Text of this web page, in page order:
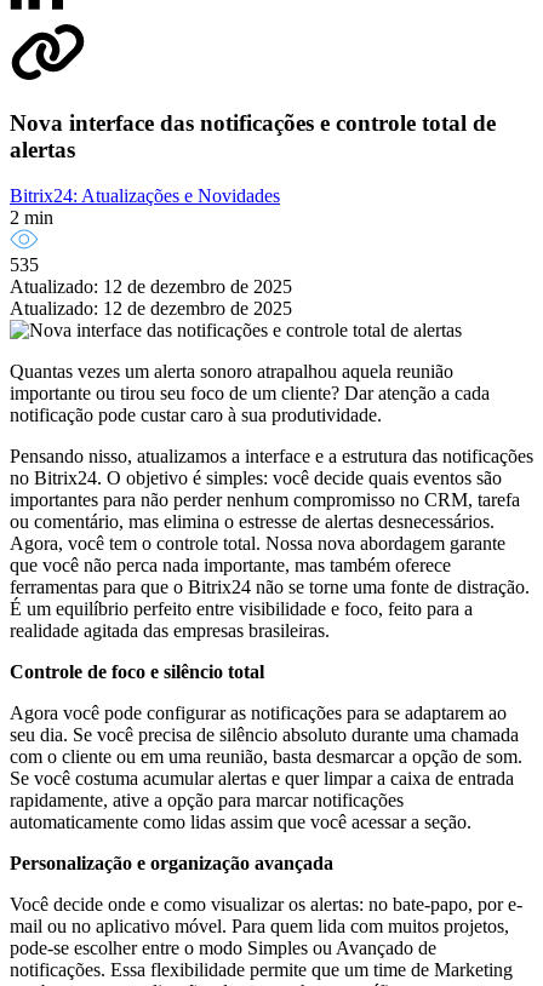
Nova interface das notificações e controle total de
alertas
Bitrix24: Atualizações e Novidades
2 min
535
Atualizado: 12 de dezembro de 2025
Atualizado: 12 de dezembro de 2025
Quantas vezes um alerta sonoro atrapalhou aquela reunião
importante ou tirou seu foco de um cliente? Dar atenção a cada
notificação pode custar caro à sua produtividade.
Pensando nisso, atualizamos a interface e a estrutura das notificações
no Bitrix24. O objetivo é simples: você decide quais eventos são
importantes para não perder nenhum compromisso no CRM, tarefa
ou comentário, mas elimina o estresse de alertas desnecessários.
Agora, você tem o controle total. Nossa nova abordagem garante
que você não perca nada importante, mas também oferece
ferramentas para que o Bitrix24 não se torne uma fonte de distração.
É um equilíbrio perfeito entre visibilidade e foco, feito para a
realidade agitada das empresas brasileiras.
Controle de foco e silêncio total
Agora você pode configurar as notificações para se adaptarem ao
seu dia. Se você precisa de silêncio absoluto durante uma chamada
com o cliente ou em uma reunião, basta desmarcar a opção de som.
Se você costuma acumular alertas e quer limpar a caixa de entrada
rapidamente, ative a opção para marcar notificações
automaticamente como lidas assim que você acessar a seção.
Personalização e organização avançada
Você decide onde e como visualizar os alertas: no bate-papo, por e-
mail ou no aplicativo móvel. Para quem lida com muitos projetos,
pode-se escolher entre o modo Simples ou Avançado de
notificações. Essa flexibilidade permite que um time de Marketing